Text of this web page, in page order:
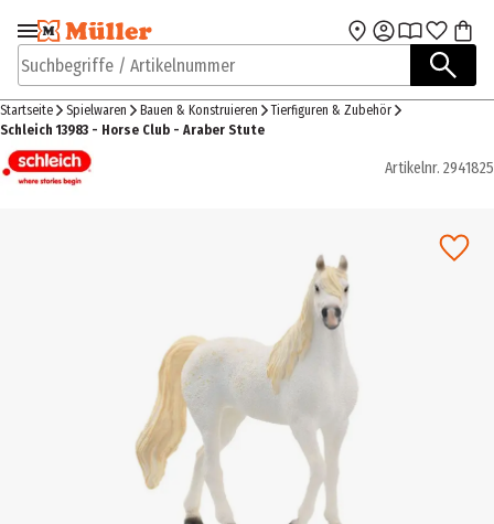
Zur Navigation
springen
Zum Hauptinhalt
Suchbegriffe / Artikelnummer
Startseite Spielwaren Bauen & Konstruieren
Tierfiguren & Zubehör
Schleich 13983 - Horse Club - Araber Stute
Artikelnr. 2941825